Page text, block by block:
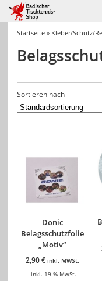
Startseite » Kleber/Schutz/
Sortieren nach
Donic
Belagsschutzfolie
„Motiv“
2,90€ inkl. MWSt.
inkl. 19 % MwSt.